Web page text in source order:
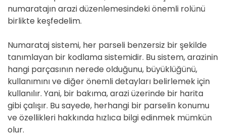
numaratajın arazi düzenlemesindeki önemli rolünü
birlikte keşfedelim.
Numarataj sistemi, her parseli benzersiz bir şekilde
tanımlayan bir kodlama sistemidir. Bu sistem, arazinin
hangi parçasının nerede olduğunu, büyüklüğünü,
kullanımını ve diğer önemli detayları belirlemek için
kullanılır. Yani, bir bakıma, arazi üzerinde bir harita
gibi çalışır. Bu sayede, herhangi bir parselin konumu
ve özellikleri hakkında hızlıca bilgi edinmek mümkün
olur.